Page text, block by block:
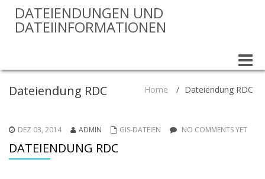
DATEIENDUNGEN UND
DATEIINFORMATIONEN
Toggle
Dateiendung RDC Home / Dateiendung RDC
DEZ 03, 2014 ADMIN GIS-DATEIEN NO COMMENTS YET
DATEIENDUNG RDC